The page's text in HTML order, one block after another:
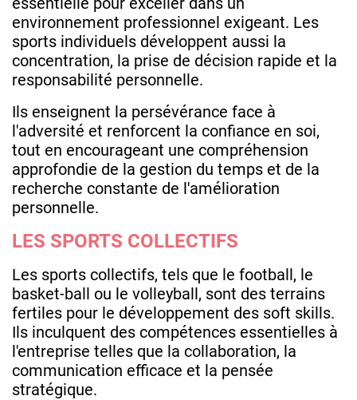
environnement professionnel exigeant. Les
sports individuels développent aussi la
concentration, la prise de décision rapide et la
responsabilité personnelle.
Ils enseignent la persévérance face à
l'adversité et renforcent la confiance en soi,
tout en encourageant une compréhension
approfondie de la gestion du temps et de la
recherche constante de l'amélioration
personnelle.
LES SPORTS COLLECTIFS
Les sports collectifs, tels que le football, le
basket-ball ou le volleyball, sont des terrains
fertiles pour le développement des soft skills.
Ils inculquent des compétences essentielles à
l'entreprise telles que la collaboration, la
communication efficace et la pensée
stratégique.